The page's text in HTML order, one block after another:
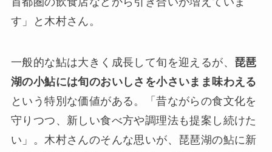
す」と木村さん。
一般的な鮎は大きく成長して旬を迎えるが、 琵琶
湖の小鮎には旬のおいしさを小さいまま味わえる
という特別な価値がある。「昔ながらの食文化を
守りつつ、新しい食べ方や調理法も提案し続けた
い」。木村さんのそんな思いが、琵琶湖の鮎に新